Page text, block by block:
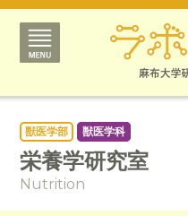
獣医学部 獣医学科
栄養学研究室
Nutrition